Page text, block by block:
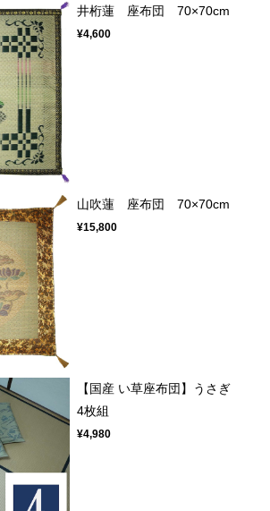
井桁蓮 座布団 70×70cm
¥4,600
山吹蓮 座布団 70×70cm
¥15,800
【国産 い草座布団】うさぎ
4枚組
¥4,980